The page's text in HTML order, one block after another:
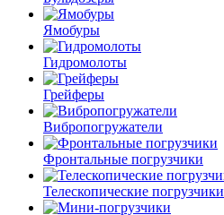
Ямобуры
Гидромолоты
Грейферы
Вибро­погружатели
Фронтальные погрузчики
Телескопические погрузчики